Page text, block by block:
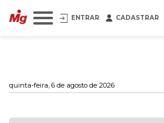
ENTRAR CADASTRAR
quinta-feira, 6 de agosto de 2026